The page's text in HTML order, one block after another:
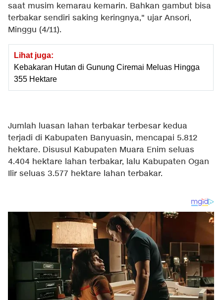
saat musim kemarau kemarin. Bahkan gambut bisa
terbakar sendiri saking keringnya," ujar Ansori,
Minggu (4/11).
Lihat juga:
Kebakaran Hutan di Gunung Ciremai Meluas Hingga
355 Hektare
Jumlah luasan lahan terbakar terbesar kedua
terjadi di Kabupaten Banyuasin, mencapai 5.812
hektare. Disusul Kabupaten Muara Enim seluas
4.404 hektare lahan terbakar, lalu Kabupaten Ogan
Ilir seluas 3.577 hektare lahan terbakar.